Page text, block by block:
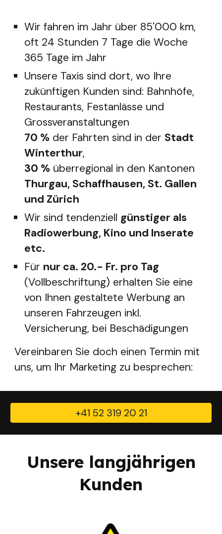
Wir fahren im Jahr über 85'000 km,
oft 24 Stunden 7 Tage die Woche
365 Tage im Jahr
Unsere Taxis sind dort, wo Ihre
zukünftigen Kunden sind: Bahnhöfe,
Restaurants, Festanlässe und
Grossveranstaltungen
70 % der Fahrten sind in der Stadt
Winterthur,
30 % überregional in den Kantonen
Thurgau, Schaffhausen, St. Gallen
und Zürich
Wir sind tendenziell günstiger als
Radiowerbung, Kino und Inserate
etc.
Für nur ca. 20.- Fr. pro Tag
(Vollbeschriftung) erhalten Sie eine
von Ihnen gestaltete Werbung an
unseren Fahrzeugen inkl.
Versicherung, bei Beschädigungen
Vereinbaren Sie doch einen Termin mit
uns, um Ihr Marketing zu besprechen:
+41 52 319 20 21
Unsere langjährigen
Kunden